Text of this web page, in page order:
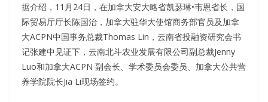
据介绍，11月24日，在加拿大安大略省凯瑟琳•韦恩省长，国
际贸易厅厅长陈国治，加拿大驻华大使馆商务部官员及加拿
大ACPN中国事务总裁Thomas Lin，云南省投融资研究会书
记张建中见证下，云南北斗农业发展有限公司副总裁Jenny
Luo和加拿大ACPN 副会长、学术委员会委员、加拿大公共营
养学院院长Jia Li现场签约。